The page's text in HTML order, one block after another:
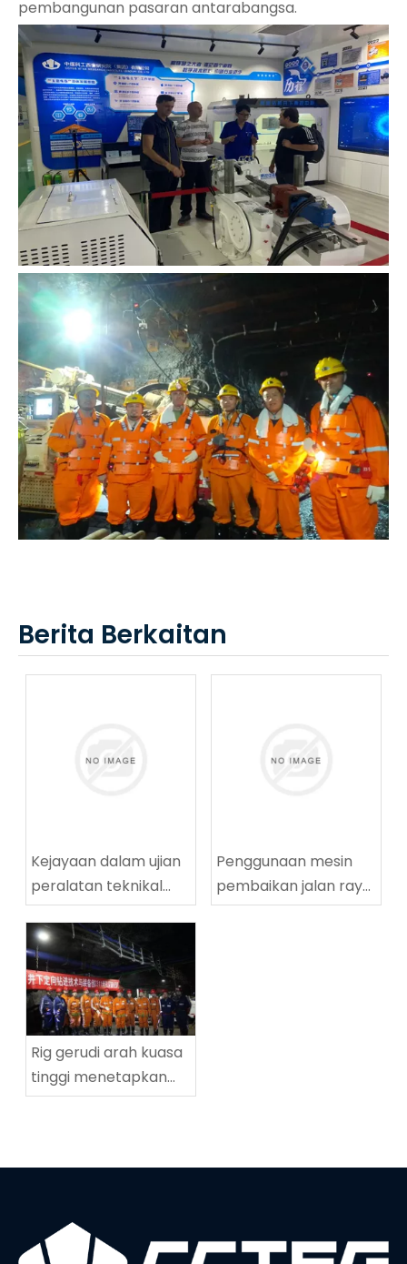
pembangunan pasaran antarabangsa.
Berita Berkaitan
Kejayaan dalam ujian
peralatan teknikal
penggerudian
lingkaran tinggi
ZDY2800LG
Penggunaan mesin
pembaikan jalan raya
yang berjaya di
Rig gerudi arah kuasa
tinggi menetapkan
rekod dunia baru